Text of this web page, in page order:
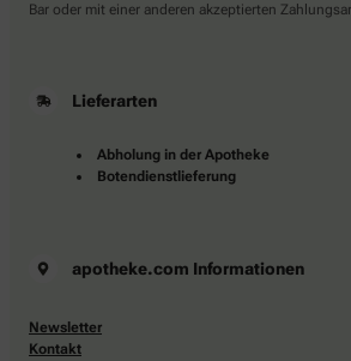
Bar oder mit einer anderen akzeptierten
Lieferarten
Abholung in der Apotheke
Botendienstlieferung
apotheke.com Informationen
Newsletter
Kontakt